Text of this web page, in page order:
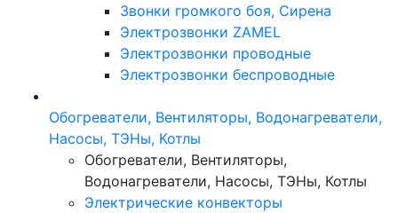
Звонки громкого боя, Сирена
Электрозвонки ZAMEL
Электрозвонки проводные
Электрозвонки беспроводные
Обогреватели, Вентиляторы, Водонагреватели,
Насосы, ТЭНы, Котлы
Обогреватели, Вентиляторы,
Водонагреватели, Насосы, ТЭНы, Котлы
Электрические конвекторы